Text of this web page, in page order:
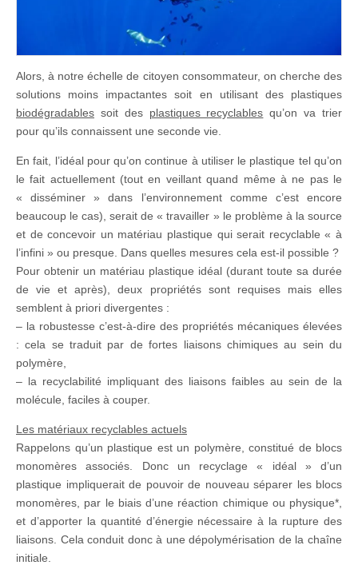
Alors, à notre échelle de citoyen consommateur, on cherche des
solutions moins impactantes soit en utilisant des plastiques
biodégradables soit des plastiques recyclables qu’on va trier
pour qu’ils connaissent une seconde vie.
En fait, l’idéal pour qu’on continue à utiliser le plastique tel qu’on
le fait actuellement (tout en veillant quand même à ne pas le
« disséminer » dans l’environnement comme c’est encore
beaucoup le cas), serait de « travailler » le problème à la source
et de concevoir un matériau plastique qui serait recyclable « à
l’infini » ou presque. Dans quelles mesures cela est-il possible ?
Pour obtenir un matériau plastique idéal (durant toute sa durée
de vie et après), deux propriétés sont requises mais elles
semblent à priori divergentes :
– la robustesse c’est-à-dire des propriétés mécaniques élevées
: cela se traduit par de fortes liaisons chimiques au sein du
polymère,
– la recyclabilité impliquant des liaisons faibles au sein de la
molécule, faciles à couper.
Les matériaux recyclables actuels
Rappelons qu’un plastique est un polymère, constitué de blocs
monomères associés. Donc un recyclage « idéal » d’un
plastique impliquerait de pouvoir de nouveau séparer les blocs
monomères, par le biais d’une réaction chimique ou physique*,
et d’apporter la quantité d’énergie nécessaire à la rupture des
liaisons. Cela conduit donc à une dépolymérisation de la chaîne
initiale.